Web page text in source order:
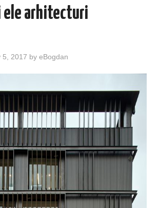
ele arhitecturi
5, 2017 byeBogdan